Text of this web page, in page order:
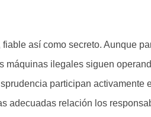
así­ como secreto. Aunque
máquinas ilegales siguen
participan activamente
adecuadas relación los